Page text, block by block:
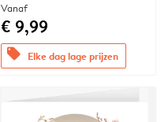
Vanaf
€ 9,99
offers Elke dag lage prijzen